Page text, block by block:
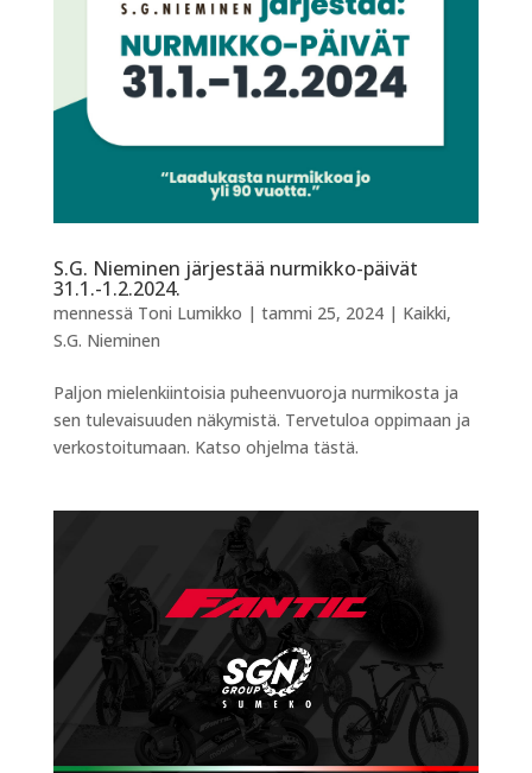
S.G. Nieminen järjestää nurmikko-päivät
31.1.-1.2.2024.
mennessä Toni Lumikko | tammi 25, 2024| Kaikki,
S.G. Nieminen
Paljon mielenkiintoisia puheenvuoroja nurmikosta ja
sen tulevaisuuden näkymistä. Tervetuloa oppimaan ja
verkostoitumaan. Katso ohjelma tästä.